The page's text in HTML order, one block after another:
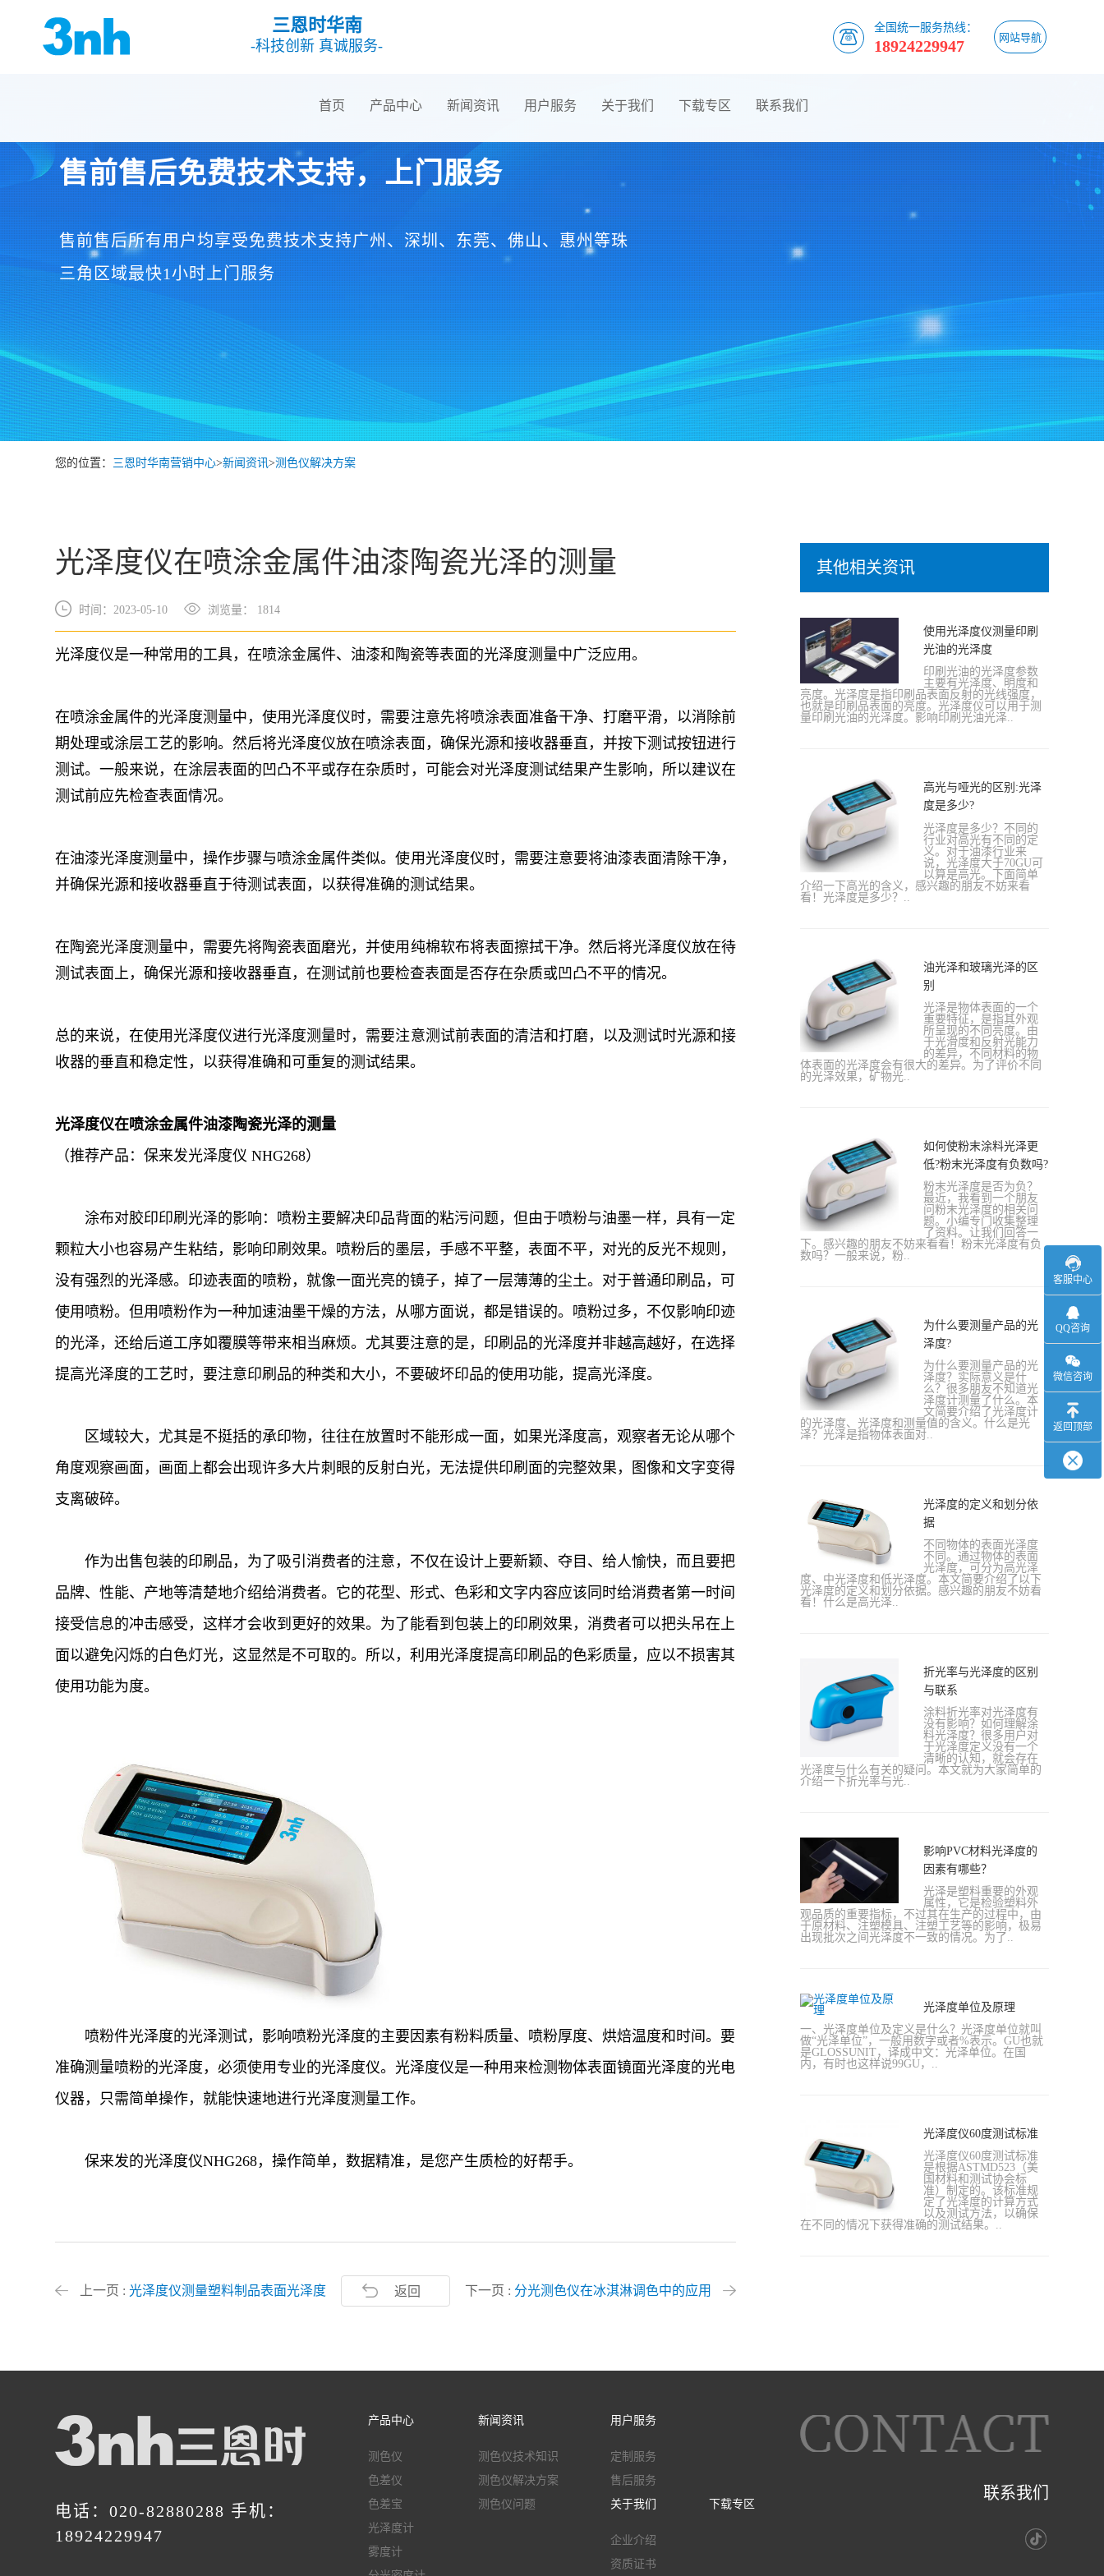
三恩时华南
-科技创新 真诚服务-
全国统一服务热线：
18924229947 网站导航
首页 产品中心 新闻资讯 用户服务 关于我们 下载专区 联系我们
售前售后免费技术支持，上门服务
售前售后所有用户均享受免费技术支持广州、深圳、东莞、佛山、惠州等珠
三角区域最快1小时上门服务
您的位置： 三恩时华南营销中心>新闻资讯>测色仪解决方案
光泽度仪在喷涂金属件油漆陶瓷光泽的测量
时间：2023-05-10 浏览量： 1814
光泽度仪是一种常用的工具，在喷涂金属件、油漆和陶瓷等表面的光泽度测量中广泛应用。
在喷涂金属件的光泽度测量中，使用光泽度仪时，需要注意先将喷涂表面准备干净、打磨平滑，以消除前
期处理或涂层工艺的影响。然后将光泽度仪放在喷涂表面，确保光源和接收器垂直，并按下测试按钮进行
测试。一般来说，在涂层表面的凹凸不平或存在杂质时，可能会对光泽度测试结果产生影响，所以建议在
测试前应先检查表面情况。
在油漆光泽度测量中，操作步骤与喷涂金属件类似。使用光泽度仪时，需要注意要将油漆表面清除干净，
并确保光源和接收器垂直于待测试表面，以获得准确的测试结果。
在陶瓷光泽度测量中，需要先将陶瓷表面磨光，并使用纯棉软布将表面擦拭干净。然后将光泽度仪放在待
测试表面上，确保光源和接收器垂直，在测试前也要检查表面是否存在杂质或凹凸不平的情况。
总的来说，在使用光泽度仪进行光泽度测量时，需要注意测试前表面的清洁和打磨，以及测试时光源和接
收器的垂直和稳定性，以获得准确和可重复的测试结果。
光泽度仪在喷涂金属件油漆陶瓷光泽的测量
（推荐产品：保来发光泽度仪 NHG268）
涂布对胶印印刷光泽的影响：喷粉主要解决印品背面的粘污问题，但由于喷粉与油墨一样，具有一定
颗粒大小也容易产生粘结，影响印刷效果。喷粉后的墨层，手感不平整，表面不平，对光的反光不规则，
没有强烈的光泽感。印迹表面的喷粉，就像一面光亮的镜子，掉了一层薄薄的尘土。对于普通印刷品，可
使用喷粉。但用喷粉作为一种加速油墨干燥的方法，从哪方面说，都是错误的。喷粉过多，不仅影响印迹
的光泽，还给后道工序如覆膜等带来相当麻烦。尤其要注意的是，印刷品的光泽度并非越高越好，在选择
提高光泽度的工艺时，要注意印刷品的种类和大小，不要破坏印品的使用功能，提高光泽度。
区域较大，尤其是不挺括的承印物，往往在放置时不能形成一面，如果光泽度高，观察者无论从哪个
角度观察画面，画面上都会出现许多大片刺眼的反射白光，无法提供印刷面的完整效果，图像和文字变得
支离破碎。
作为出售包装的印刷品，为了吸引消费者的注意，不仅在设计上要新颖、夺目、给人愉快，而且要把
品牌、性能、产地等清楚地介绍给消费者。它的花型、形式、色彩和文字内容应该同时给消费者第一时间
接受信息的冲击感受，这样才会收到更好的效果。为了能看到包装上的印刷效果，消费者可以把头吊在上
面以避免闪烁的白色灯光，这显然是不可取的。所以，利用光泽度提高印刷品的色彩质量，应以不损害其
使用功能为度。
喷粉件光泽度的光泽测试，影响喷粉光泽度的主要因素有粉料质量、喷粉厚度、烘焙温度和时间。要
准确测量喷粉的光泽度，必须使用专业的光泽度仪。光泽度仪是一种用来检测物体表面镜面光泽度的光电
仪器，只需简单操作，就能快速地进行光泽度测量工作。
保来发的光泽度仪NHG268，操作简单，数据精准，是您产生质检的好帮手。
上一页 :光泽度仪测量塑料制品表面光泽度 返回 下一页 : 分光测色仪在冰淇淋调色中的应用
其他相关资讯
使用光泽度仪测量印刷
光油的光泽度
印刷光油的光泽度参数
主要有光泽度、明度和
亮度。光泽度是指印刷品表面反射的光线强度，
也就是印刷品表面的亮度。光泽度仪可以用于测
量印刷光油的光泽度。影响印刷光油光泽..
高光与哑光的区别:光泽
度是多少?
光泽度是多少？不同的
行业对高光有不同的定
义。对于油漆行业来
说，光泽度大于70GU可
以算是高光。下面简单
介绍一下高光的含义，感兴趣的朋友不妨来看
看！光泽度是多少？..
油光泽和玻璃光泽的区
别
光泽是物体表面的一个
重要特征，是指其外观
所呈现的不同亮度。由
于光滑度和反射光能力
的差异，不同材料的物
体表面的光泽度会有很大的差异。为了评价不同
的光泽效果，矿物光..
如何使粉末涂料光泽更
低?粉末光泽度有负数吗?
粉末光泽度是否为负？
最近，我看到一个朋友
问粉末光泽度的相关问
题。小编专门收集整理
了资料。让我们回答一
下。感兴趣的朋友不妨来看看！粉末光泽度有负
数吗？一般来说，粉..
为什么要测量产品的光
泽度?
为什么要测量产品的光
泽度？实际意义是什
么？很多朋友不知道光
泽度计测量了什么。本
文简要介绍了光泽度计
的光泽度、光泽度和测量值的含义。什么是光
泽？光泽是指物体表面对..
光泽度的定义和划分依
据
不同物体的表面光泽度
不同。通过物体的表面
光泽度，可分为高光泽
度、中光泽度和低光泽度。本文简要介绍了以下
光泽度的定义和划分依据。感兴趣的朋友不妨看
看！什么是高光泽..
折光率与光泽度的区别
与联系
涂料折光率对光泽度有
没有影响？如何理解涂
料光泽度？很多用户对
于光泽度定义没有一个
清晰的认知，就会存在
光泽度与什么有关的疑问。本文就为大家简单的
介绍一下折光率与光..
影响PVC材料光泽度的
因素有哪些？
光泽是塑料重要的外观
属性，它是检验塑料外
观品质的重要指标，不过其在生产的过程中，由
于原材料、注塑模具、注塑工艺等的影响，极易
出现批次之间光泽度不一致的情况。为了..
光泽度单位及原理
一、光泽度单位及定义是什么？光泽度单位就叫
做“光泽单位”，一般用数字或者%表示。GU也就
是GLOSSUNIT，译成中文：光泽单位。在国
内，有时也这样说99GU，..
光泽度仪60度测试标准
光泽度仪60度测试标准
是根据ASTMD523（美
国材料和测试协会标
准）制定的。该标准规
定了光泽度的计算方式
以及测试方法，以确保
在不同的情况下获得准确的测试结果。..
电话：020-82880288 手机：
18924229947
产品中心
测色仪
色差仪
色差宝
光泽度计
雾度计
新闻资讯
测色仪技术知识
测色仪解决方案
测色仪问题
用户服务
定制服务
售后服务
关于我们
企业介绍
资质证书
下载专区
联系我们
客服中心
QQ咨询
微信咨询
返回顶部